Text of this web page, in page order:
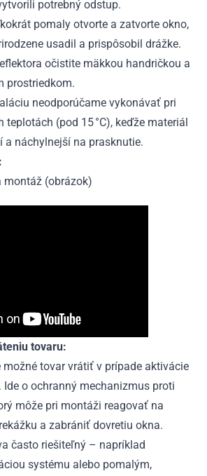
potrebný odstup.
pomaly otvorte a zatvorte okno,
usadil a prispôsobil drážke.
očistite mäkkou handričkou a
prostriedkom.
neodporúčame vykonávať pri
teplotách (pod 15 °C), keďže materiál
a náchylnejší na prasknutie.
(obrázok)
tovaru:
možné tovar vrátiť v prípade aktivácie
Ide o ochranný mechanizmus proti
môže pri montáži reagovať na
a zabrániť dovretiu okna.
často riešiteľný – napríklad
systému alebo pomalým,